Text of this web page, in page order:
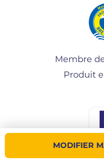
MODIFIER
Membre
Produit